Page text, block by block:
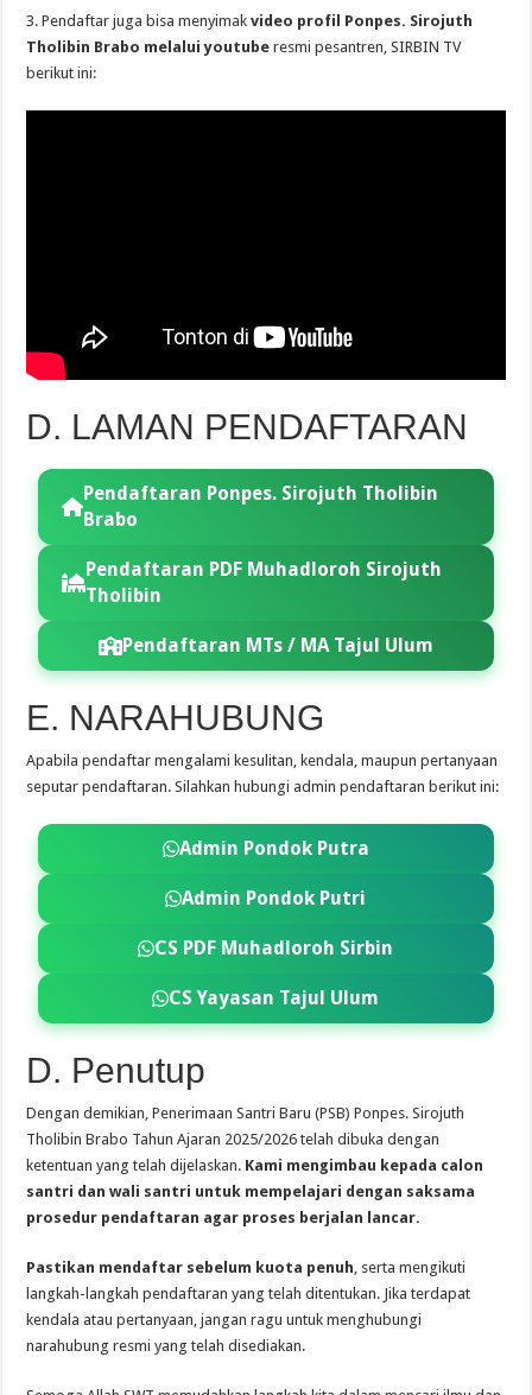
3. Pendaftar juga bisa menyimakvideo profil Ponpes. Sirojuth
Tholibin Brabo melalui youtube resmi pesantren, SIRBIN TV
berikut ini:
D. LAMAN PENDAFTARAN
Pendaftaran Ponpes. Sirojuth Tholibin
Brabo
Pendaftaran PDF Muhadloroh Sirojuth
Tholibin
Pendaftaran MTs / MA Tajul Ulum
E. NARAHUBUNG
Apabila pendaftar mengalami kesulitan, kendala, maupun pertanyaan
seputar pendaftaran. Silahkan hubungi admin pendaftaran berikut ini:
Admin Pondok Putra
Admin Pondok Putri
CS PDF Muhadloroh Sirbin
CS Yayasan Tajul Ulum
D. Penutup
Dengan demikian, Penerimaan Santri Baru (PSB) Ponpes. Sirojuth
Tholibin Brabo Tahun Ajaran 2025/2026 telah dibuka dengan
ketentuan yang telah dijelaskan. Kami mengimbau kepada calon
santri dan wali santri untuk mempelajari dengan saksama
prosedur pendaftaran agar proses berjalan lancar.
Pastikan mendaftar sebelum kuota penuh, serta mengikuti
langkah-langkah pendaftaran yang telah ditentukan. Jika terdapat
kendala atau pertanyaan, jangan ragu untuk menghubungi
narahubung resmi yang telah disediakan.